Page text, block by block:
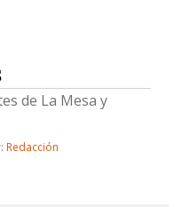
de La Mesa y
Redacción